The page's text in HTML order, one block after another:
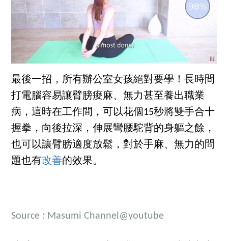
最後一招，所有辦公室女孩絕對要學！長時間
打電腦容易讓臂膀痠麻、無力甚至養出職業
病，這時在工作間，可以花個15秒將雙手合十
握拳，向後拉深，伸展彎腰駝背的身軀之餘，
也可以讓臂膀適度放鬆，對於手麻、無力的問
題也有 改善的效果。
Source : Masumi Channel@youtube